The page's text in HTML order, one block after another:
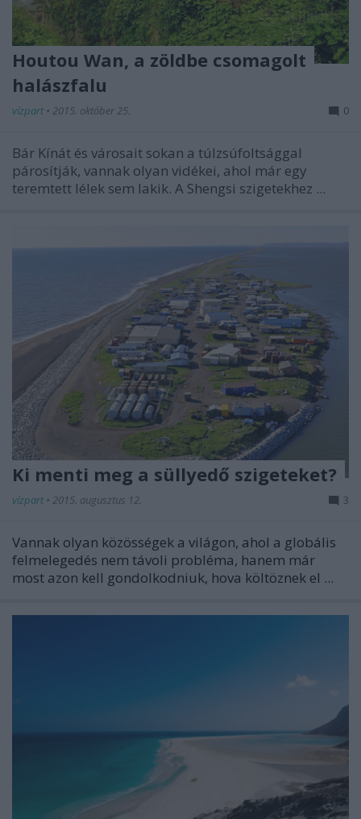
Houtou Wan, a zöldbe csomagolt
halászfalu
vízpart • 2015. október 25. 0
Bár Kínát és városait sokan a túlzsúfoltsággal
párosítják, vannak olyan vidékei, ahol már egy
teremtett lélek sem lakik. A Shengsi szigetekhez ...
Ki menti meg a süllyedő szigeteket?
vízpart • 2015. augusztus 12. 3
Vannak olyan közösségek a világon, ahol a globális
felmelegedés nem távoli probléma, hanem már
most azon kell gondolkodniuk, hova költöznek el ...